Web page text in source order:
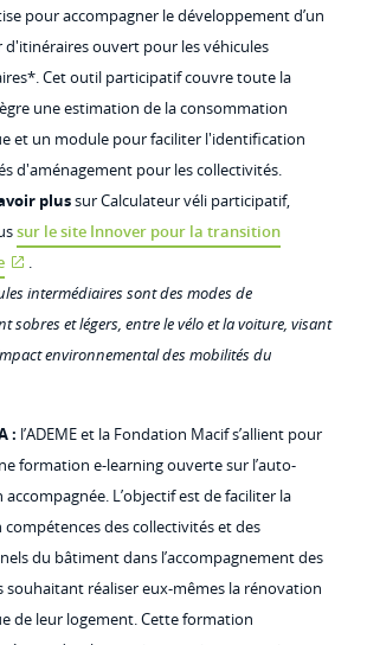
pour accompagner le développement d’un
d'itinéraires ouvert pour les véhicules
Cet outil participatif couvre toute la
une estimation de la consommation
et un module pour faciliter l'identification
d'aménagement pour les collectivités.
plussur Calculateur véli participatif,
sur le site Innover pour la transition
.
intermédiaires sont des modes de
sobres et légers, entre le vélo et la voiture, visant
environnemental des mobilités du
: l’ADEME et la Fondation Macif s’allient pour
formation e-learning ouverte sur l’auto-
L’objectif est de faciliter la
compétences des collectivités et des
du bâtiment dans l’accompagnement des
souhaitant réaliser eux-mêmes la rénovation
de leur logement. Cette formation